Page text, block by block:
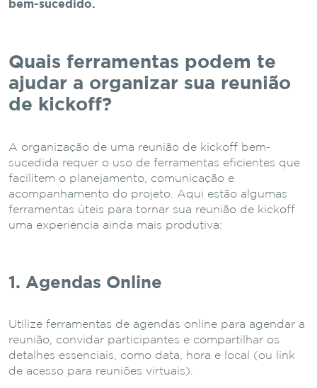
bem-sucedido.
Quais ferramentas podem te
ajudar a organizar sua reunião
de kickoff?
A organização de uma reunião de kickoff bem-
sucedida requer o uso de ferramentas eficientes que
facilitem o planejamento, comunicação e
acompanhamento do projeto. Aqui estão algumas
ferramentas úteis para tornar sua reunião de kickoff
uma experiência ainda mais produtiva:
1. Agendas Online
Utilize ferramentas de agendas online para agendar a
reunião, convidar participantes e compartilhar os
detalhes essenciais, como data, hora e local (ou link
de acesso para reuniões virtuais).